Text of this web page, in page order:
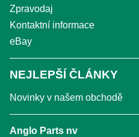
Zpravodaj
Kontaktní informace
eBay
NEJLEPŠÍ ČLÁNKY
Novinky v našem obchodě
Anglo Parts nv